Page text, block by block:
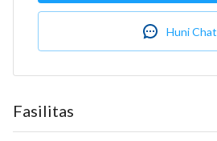
Bangunan menghadap: Selatan
Luas tanah : 144 m2
Luas bangunan : 154 m2
Kamar mandi : 2+1
Huni Chat
Fasilitas